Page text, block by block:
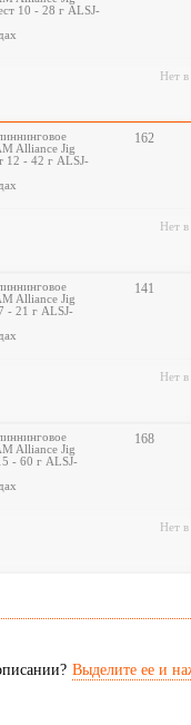
10 - 28 г ALSJ-
Нет
Alliance Jig
12 - 42 г ALSJ-
162
Нет
Alliance Jig
- 21 г ALSJ-
141
Нет
Alliance Jig
- 60 г ALSJ-
168
Нет
Выделите ее и